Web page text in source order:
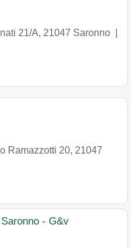
21/A, 21047 Saronno
Ramazzotti 20, 21047
- G&v